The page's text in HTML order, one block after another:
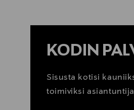
KODIN
Sisusta kotisi
toimiviksi